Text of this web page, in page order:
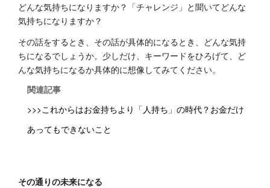
どんな気持ちになりますか？「チャレンジ」と聞いてどんな
気持ちになりますか？
その話をするとき、その話が具体的になるとき、どんな気持
ちになるでしょうか。少しだけ、キーワードをひろげて、ど
んな気持ちになるか具体的に想像してみてください。
関連記事
>>>これからはお金持ちより「人持ち」の時代？お金だけ
あってもできないこと
その通りの未来になる